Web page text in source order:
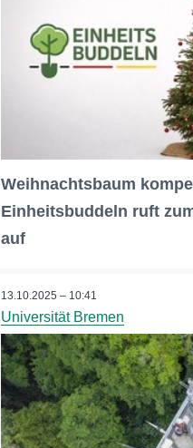
Weihnachtsbaum
Einheitsbuddeln ruft
auf
13.10.2025 – 10:41
Universität Bremen